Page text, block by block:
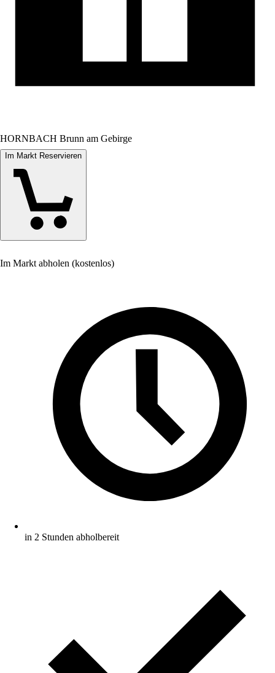
HORNBACH Brunn am Gebirge
Im Markt Reservieren
Im Markt abholen (kostenlos)
in 2 Stunden abholbereit